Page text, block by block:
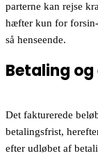
parterne kan rejse
hæfter kun for
så henseende.
Betaling
Det fakturerede
betalingsfrist,
efter udløbet af